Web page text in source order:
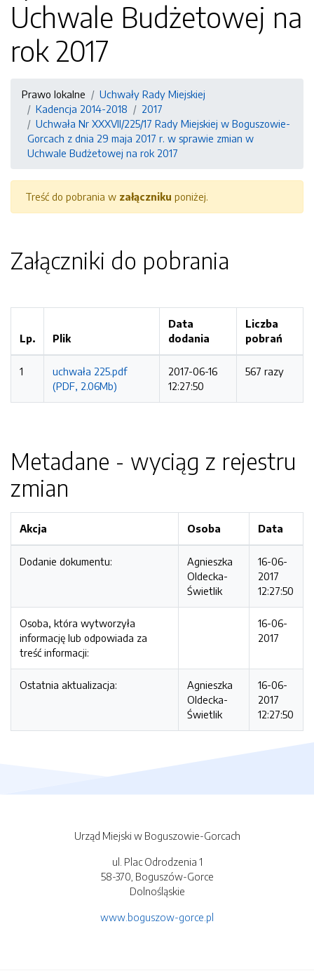
Uchwale Budżetowej na
rok 2017
Prawo lokalne
Uchwały Rady Miejskiej
Kadencja 2014-2018
2017
Uchwała Nr XXXVII/225/17 Rady Miejskiej w Boguszowie-
Gorcach z dnia 29 maja 2017 r. w sprawie zmian w
Uchwale Budżetowej na rok 2017
Treść do pobrania w załączniku poniżej.
Załączniki do pobrania
Lp. Plik
Data
dodania
Liczba
pobrań
1
uchwała 225.pdf
(PDF, 2.06Mb)
2017-06-16
12:27:50
567 razy
Metadane - wyciąg z rejestru
zmian
Akcja Osoba Data
Dodanie dokumentu:
Agnieszka
Oldecka-
Świetlik
16-06-
2017
12:27:50
Osoba, która wytworzyła
informację lub odpowiada za
treść informacji:
16-06-
2017
Ostatnia aktualizacja:
Agnieszka
Oldecka-
Świetlik
16-06-
2017
12:27:50
Urząd Miejski w Boguszowie-Gorcach
ul. Plac Odrodzenia 1
58-370, Boguszów-Gorce
Dolnośląskie
www.boguszow-gorce.pl